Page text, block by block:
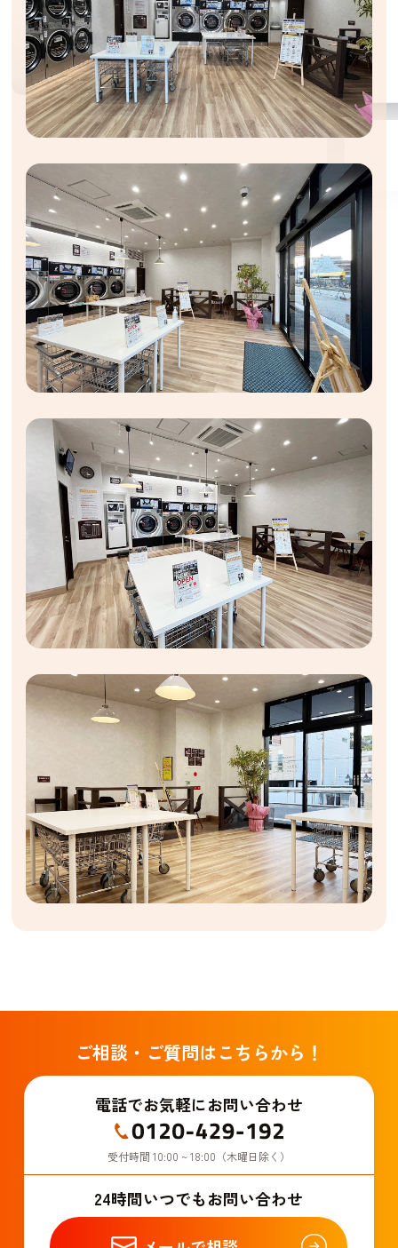
ご相談・ご質問はこちらから！
電話でお気軽にお問い合わせ
受付時間 10:00 ~ 18:00（木曜日除く）
24時間いつでもお問い合わせ